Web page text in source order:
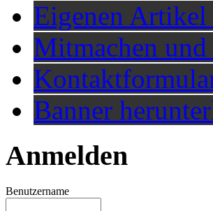
Eigenen Artikel
Mitmachen
Banner
Anmelden
Benutzername